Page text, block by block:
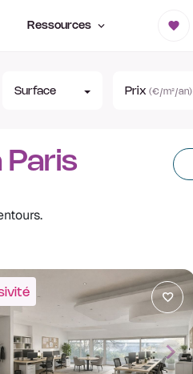
Ressources
Surface Prix(€/m²/an)
Paris